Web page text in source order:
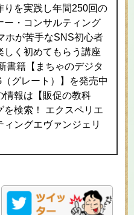
りを実践し年間250回の
ー・コンサルティング
ホが苦手なSNS初心者
しく初めてもらう講座
書籍【まちゃのデジタ
グレート）】を発売中
情報は【販促の教科
を検索！ エクスペリエ
ィングエヴァンジェリ